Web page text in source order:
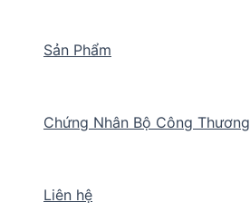
Sản Phẩm
Chứng Nhân Bộ Công Thương
Liên hệ